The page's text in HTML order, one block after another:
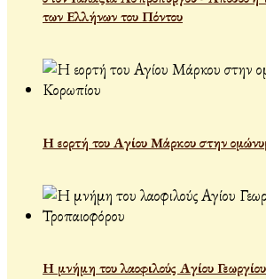
των Ελλήνων του Πόντου
Η εορτή του Αγίου Μάρκου στην
Η μνήμη του λαοφιλούς Αγίου